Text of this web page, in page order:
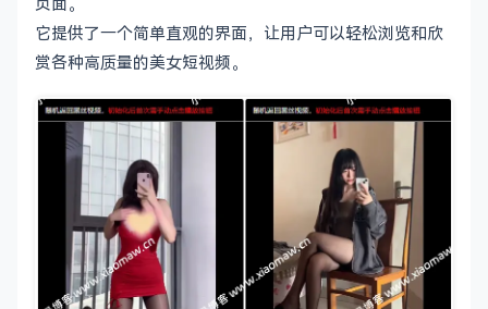
它提供了一个简单直观的界面，让用户可以轻松浏览和欣
赏各种高质量的美女短视频。